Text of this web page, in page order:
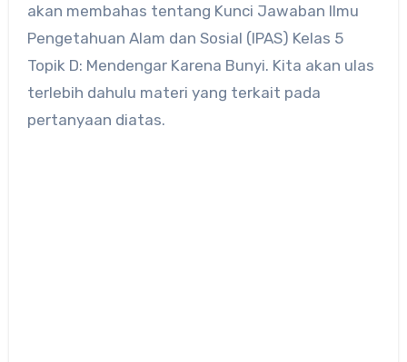
akan membahas tentang Kunci Jawaban Ilmu
Pengetahuan Alam dan Sosial (IPAS) Kelas 5
Topik D: Mendengar Karena Bunyi. Kita akan ulas
terlebih dahulu materi yang terkait pada
pertanyaan diatas.